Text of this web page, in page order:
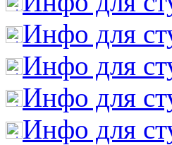
Инфо для
Инфо для
Инфо для
Инфо для